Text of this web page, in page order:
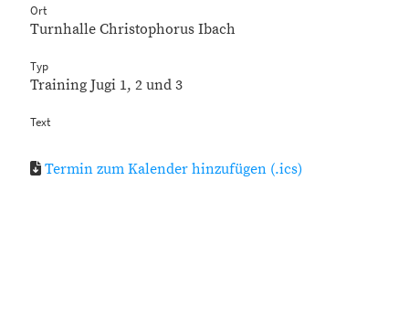
Ort
Turnhalle Christophorus Ibach
Typ
Training Jugi 1, 2 und 3
Text
Termin zum Kalender hinzufügen (.ics)